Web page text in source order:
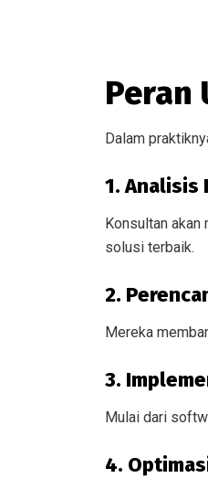
Peran
Dalam
1. Analisis
Konsultan
solusi terbaik.
2.
Mereka
3.
Mulai dari
4.